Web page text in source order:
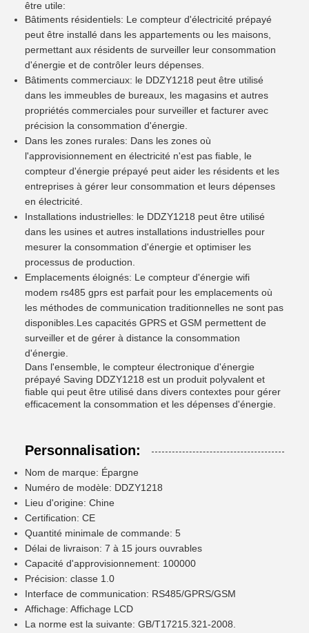
être utile:
Bâtiments résidentiels: Le compteur d'électricité prépayé
peut être installé dans les appartements ou les maisons,
permettant aux résidents de surveiller leur consommation
d'énergie et de contrôler leurs dépenses.
Bâtiments commerciaux: le DDZY1218 peut être utilisé
dans les immeubles de bureaux, les magasins et autres
propriétés commerciales pour surveiller et facturer avec
précision la consommation d'énergie.
Dans les zones rurales: Dans les zones où
l'approvisionnement en électricité n'est pas fiable, le
compteur d'énergie prépayé peut aider les résidents et les
entreprises à gérer leur consommation et leurs dépenses
en électricité.
Installations industrielles: le DDZY1218 peut être utilisé
dans les usines et autres installations industrielles pour
mesurer la consommation d'énergie et optimiser les
processus de production.
Emplacements éloignés: Le compteur d'énergie wifi
modem rs485 gprs est parfait pour les emplacements où
les méthodes de communication traditionnelles ne sont pas
disponibles.Les capacités GPRS et GSM permettent de
surveiller et de gérer à distance la consommation
d'énergie.
Dans l'ensemble, le compteur électronique d'énergie
prépayé Saving DDZY1218 est un produit polyvalent et
fiable qui peut être utilisé dans divers contextes pour gérer
efficacement la consommation et les dépenses d'énergie.
Personnalisation:
Nom de marque: Épargne
Numéro de modèle: DDZY1218
Lieu d'origine: Chine
Certification: CE
Quantité minimale de commande: 5
Délai de livraison: 7 à 15 jours ouvrables
Capacité d'approvisionnement: 100000
Précision: classe 1.0
Interface de communication: RS485/GPRS/GSM
Affichage: Affichage LCD
La norme est la suivante: GB/T17215.321-2008.